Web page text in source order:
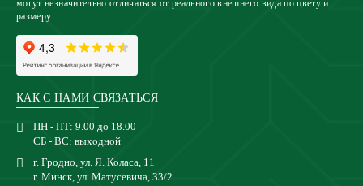
могут незначительно отличаться от реального внешнего вида по цвету и
размеру.
КАК С НАМИ СВЯЗАТЬСЯ
ПН - ПТ: 9.00 до 18.00
СБ - ВС: выходной
г. Гродно, ул. Я. Коласа, 11
г. Минск, ул. Матусевича, 33/2